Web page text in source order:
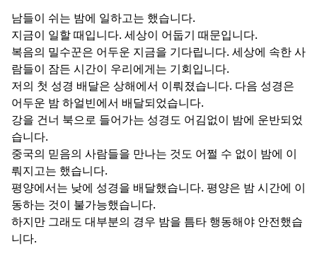
남들이 쉬는 밤에 일하고는 했습니다.
지금이 일할 때입니다. 세상이 어둡기 때문입니다.
복음의 밀수꾼은 어두운 지금을 기다립니다. 세상에 속한 사
람들이 잠든 시간이 우리에게는 기회입니다.
저의 첫 성경 배달은 상해에서 이뤄졌습니다. 다음 성경은
어두운 밤 하얼빈에서 배달되었습니다.
강을 건너 북으로 들어가는 성경도 어김없이 밤에 운반되었
습니다.
중국의 믿음의 사람들을 만나는 것도 어쩔 수 없이 밤에 이
뤄지고는 했습니다.
평양에서는 낮에 성경을 배달했습니다. 평양은 밤 시간에 이
동하는 것이 불가능했습니다.
하지만 그래도 대부분의 경우 밤을 틈타 행동해야 안전했습
니다.